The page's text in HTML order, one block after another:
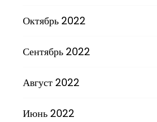
Октябрь 2022
Сентябрь 2022
Август 2022
Июнь 2022